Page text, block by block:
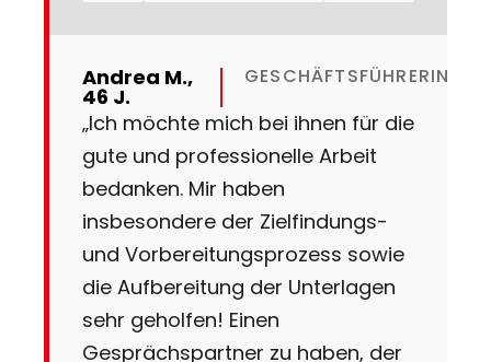
Andrea M.,
46 J.
GESCHÄFTSFÜHRERIN
„Ich möchte mich bei ihnen für die
gute und professionelle Arbeit
bedanken. Mir haben
insbesondere der Zielfindungs-
und Vorbereitungsprozess sowie
die Aufbereitung der Unterlagen
sehr geholfen! Einen
Gesprächspartner zu haben, der